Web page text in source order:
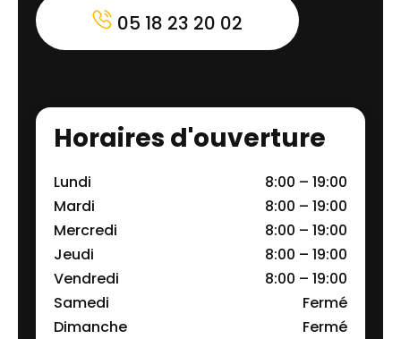
05 18 23 20 02
Horaires d'ouverture
Lundi
8:00 – 19:00
Mardi
8:00 – 19:00
Mercredi
8:00 – 19:00
Jeudi
8:00 – 19:00
Vendredi
8:00 – 19:00
Samedi
Fermé
Dimanche
Fermé